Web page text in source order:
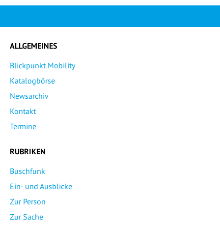
ALLGEMEINES
Blickpunkt Mobility
Katalogbörse
Newsarchiv
Kontakt
Termine
RUBRIKEN
Buschfunk
Ein- und Ausblicke
Zur Person
Zur Sache